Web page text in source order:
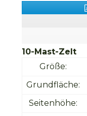
10-Mast-Zelt
Größe:
Grundfläche:
Seitenhöhe: